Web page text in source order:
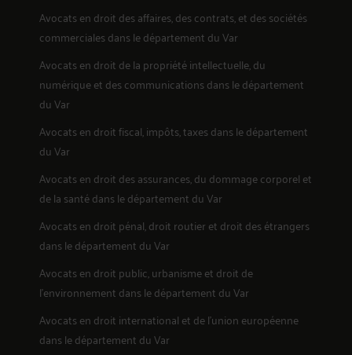
Avocats en droit des affaires, des contrats, et des sociétés
commercialesdans le département du Var
Avocats en droit de la propriété intellectuelle, du
numérique et des communicationsdans le département
du Var
Avocats en droit fiscal, impôts, taxesdans le département
du Var
Avocats en droit des assurances, du dommage corporel et
de la santédans le département du Var
Avocats en droit pénal, droit routier et droit des étrangers
dans le département du Var
Avocats en droit public, urbanisme et droit de
l'environnement dans le département du Var
Avocats en droit international et de l'union européenne
dans le département du Var